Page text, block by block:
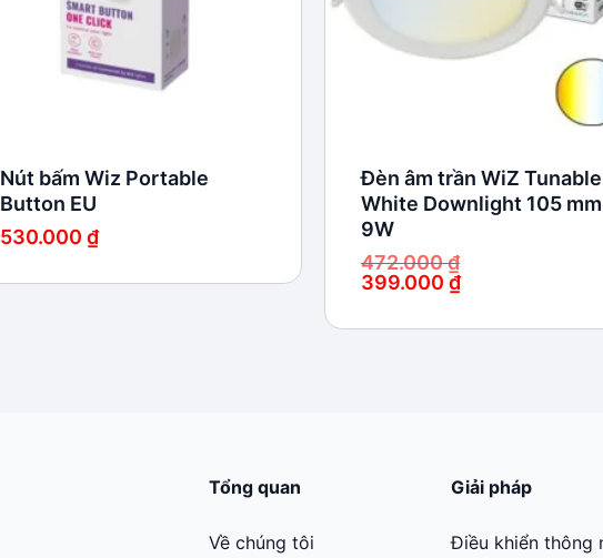
Nút bấm Wiz Portable
Button EU
530.000 ₫
Đèn âm trần WiZ Tunable
White Downlight 105 mm
9W
472.000₫
là:
399.000 ₫
tại
Tổng quan
Về chúng tôi
Giải pháp
Điều khiển thông